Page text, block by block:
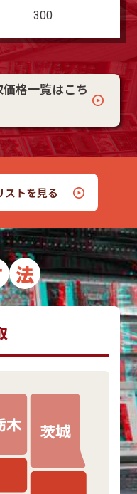
300
格一覧はこち
ストを見る
法